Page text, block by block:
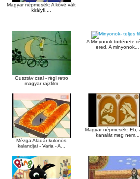
Magyar népmesék: A kővé vált
királyfi,...
Gusztáv csal - régi retro
magyar rajzfilm
A Minyonok története
ered. A minyonok...
Mézga Aladár különös
kalandjai - Varia - A...
Magyar népmesék: Eb,
kanalát meg nem...